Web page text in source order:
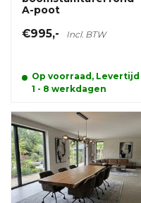
A-poot
€995,- Incl. BTW
Op voorraad, Levertijd
1 - 8 werkdagen